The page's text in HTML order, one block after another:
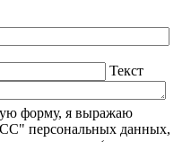
Текст
форму, я выражаю
персональных данных,